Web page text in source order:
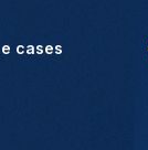
cases